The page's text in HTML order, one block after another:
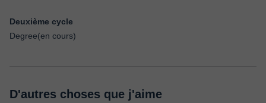
Deuxième cycle
Degree(en cours)
D'autres choses que j'aime